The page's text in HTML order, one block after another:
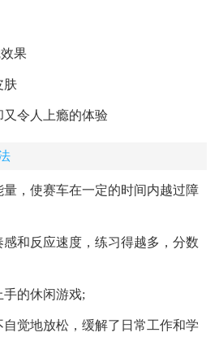
果
肤
令人上瘾的体验
，使赛车在一定的时间内越过障
和反应速度，练习得越多，分数
的休闲游戏;
觉地放松，缓解了日常工作和学